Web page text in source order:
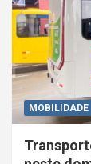
MOBILIDADE